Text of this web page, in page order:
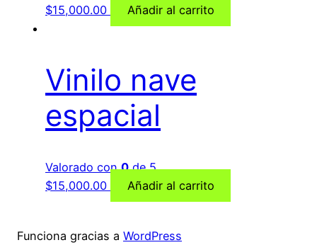
$15,000.00 Añadir al carrito
Vinilo nave
espacial
Valorado con0de 5
$15,000.00 Añadir al carrito
Funciona gracias a WordPress